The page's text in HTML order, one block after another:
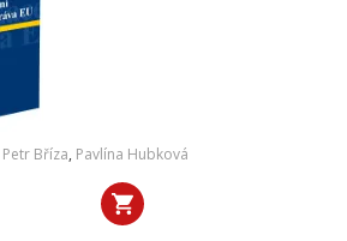
Petr Bříza, Pavlína Hubková